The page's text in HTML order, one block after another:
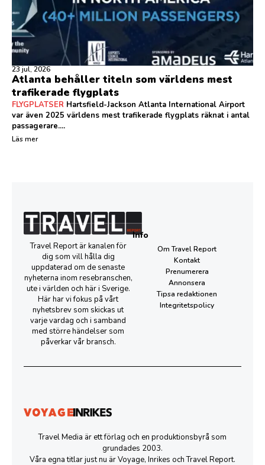
23 jul, 2026
Atlanta behåller titeln som världens mest
trafikerade flygplats
FLYGPLATSER Hartsfield-Jackson Atlanta International Airport
var även 2025 världens mest trafikerade flygplats räknat i antal
passagerare....
Läs mer
Travel Report är kanalen för
dig som vill hålla dig
uppdaterad om de senaste
nyheterna inom resebranschen,
ute i världen och här i Sverige.
Här har vi fokus på vårt
nyhetsbrev som skickas ut
varje vardag och i samband
med större händelser som
påverkar vår bransch.
Info
Om Travel Report
Kontakt
Prenumerera
Annonsera
Tipsa redaktionen
Integritetspolicy
Travel Media är ett förlag och en produktionsbyrå som
grundades 2003.
Våra egna titlar just nu är Voyage, Inrikes och Travel Report.